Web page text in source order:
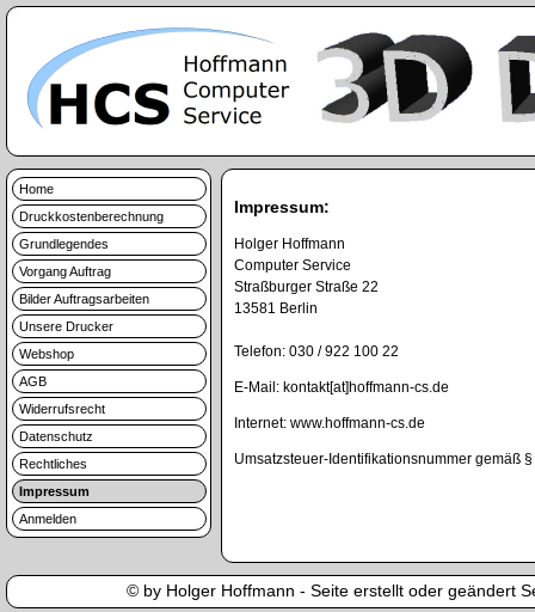
Home
Druckkostenberechnung
Grundlegendes
Vorgang Auftrag
Bilder Auftragsarbeiten
Unsere Drucker
Webshop
AGB
Widerrufsrecht
Datenschutz
Rechtliches
Impressum
Anmelden
Impressum:
Holger Hoffmann
Computer Service
Straßburger Straße 22
13581 Berlin
Telefon: 030 / 922 100 22
E-Mail: kontakt[at]hoffmann-cs.de
Internet: www.hoffmann-cs.de
Umsatzsteuer-Identifikationsnummer gemäß
© by Holger Hoffmann - Seite erstellt oder geändert